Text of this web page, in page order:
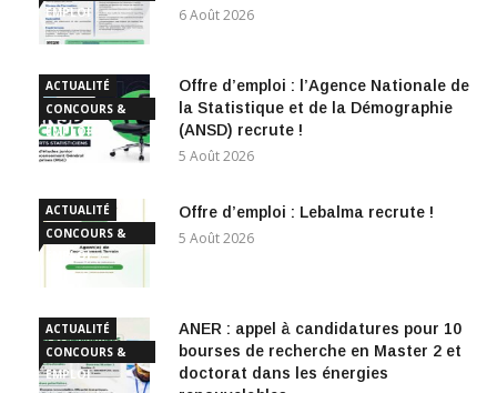
EMPLOI
6 Août 2026
ACTUALITÉ
CONCOURS &
EMPLOI
Offre d’emploi : l’Agence Nationale de
la Statistique et de la Démographie
(ANSD) recrute !
5 Août 2026
ACTUALITÉ
CONCOURS &
EMPLOI
Offre d’emploi : Lebalma recrute !
5 Août 2026
ACTUALITÉ
CONCOURS &
EMPLOI
ANER : appel à candidatures pour 10
bourses de recherche en Master 2 et
doctorat dans les énergies